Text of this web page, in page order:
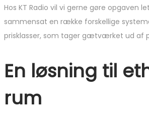
Hos KT Radio vil vi gerne gøre opgaven
sammensat en række forskellige
prisklasser, som tager gætværket ud af
En løsning til
rum